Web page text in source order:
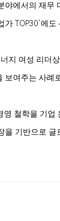
에서의 재무
TOP30’에도
지 여성 리더
보여주는 사례
영 철학을 기
을 기반으로